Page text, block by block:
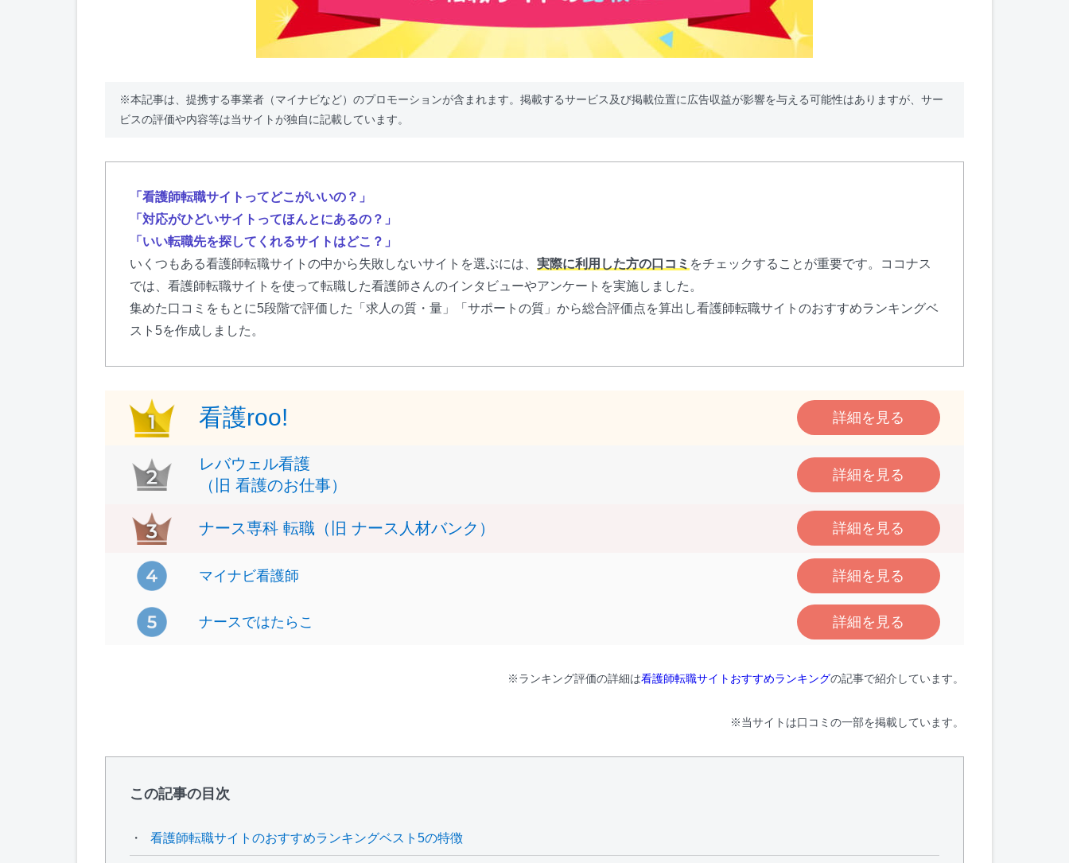
※本記事は、提携する事業者（マイナビなど）のプロモーションが含まれます。掲載するサービス及び掲載位置に広告収益が影響を与える可能性はありますが、サー
ビスの評価や内容等は当サイトが独自に記載しています。
「看護師転職サイトってどこがいいの？」
「対応がひどいサイトってほんとにあるの？」
「いい転職先を探してくれるサイトはどこ？」
いくつもある看護師転職サイトの中から失敗しないサイトを選ぶには、 実際に利用した方の口コミ をチェックすることが重要です。ココナス
では、看護師転職サイトを使って転職した看護師さんのインタビューやアンケートを実施しました。
集めた口コミをもとに5段階で評価した「求人の質・量」「サポートの質」から総合評価点を算出し看護師転職サイトのおすすめランキングベ
スト5を作成しました。
看護roo! 詳細を見る
レバウェル看護
（旧 看護のお仕事）
詳細を見る
ナース専科 転職（旧 ナース人材バンク） 詳細を見る
マイナビ看護師 詳細を見る
ナースではたらこ 詳細を見る
※ランキング評価の詳細は看護師転職サイトおすすめランキングの記事で紹介しています。
※当サイトは口コミの一部を掲載しています。
この記事の目次
看護師転職サイトのおすすめランキングベスト5の特徴